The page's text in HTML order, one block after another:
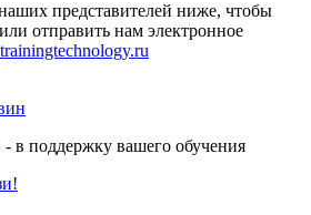
представителей ниже, чтобы
отправить нам электронное
в поддержку вашего обучения